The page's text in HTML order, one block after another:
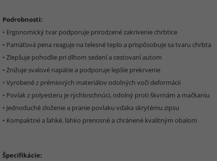
Podrobnosti:
• Ergonomický tvar podporuje prirodzené zakrivenie chrbtice
• Pamäťová pena reaguje na telesné teplo a prispôsobuje sa tvaru chrbta
• Zlepšuje pohodlie pri dlhom sedení a cestovaní autom
• Znižuje svalové napätie a podporuje lepšie prekrvenie
• Vyrobené z prémiových materiálov odolných voči deformácii
• Povlak z polyesteru je rýchloschnúci, odolný proti škvrnám a mačkaniu
• Jednoduché zloženie a pranie povlaku vďaka skrytému zipsu
• Kompaktné a ľahké, ľahko prenosné a chránené kvalitným obalom
Špecifikácie: